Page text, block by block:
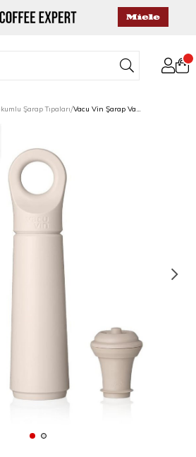
Şarap Tıpaları Vacu Vin Şarap Vakum Seti 1 Pompa 1 Şarap Tıpası Bej